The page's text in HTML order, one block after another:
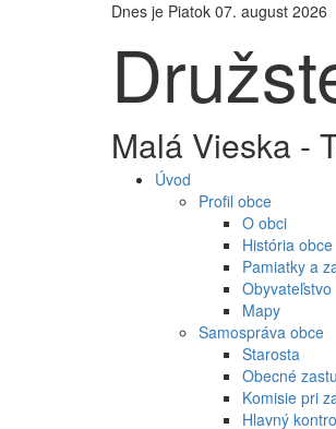
Dnes je Piatok 07. august
Malá Vieska -
Úvod
Profil obce
O obci
História obce
Pamiatky a
Obyvateľstvo
Mapy
Samospráva obce
Starosta
Obecné
Komisie pri
Hlavný